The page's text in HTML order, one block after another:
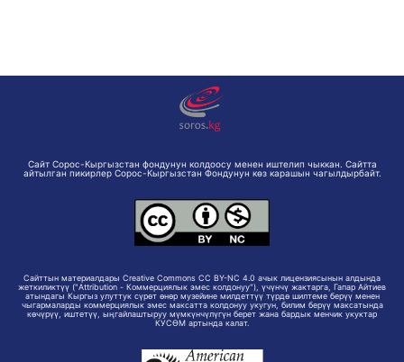
Сайт Сорос-Кыргызстан фондунун колдоосу менен иштелип чыккан. Сайтта
айтылган пикирлер Сорос-Кыргызстан Фондунун көз карашын чагылдырбайт.
Сайттын материалдары Creative Commons CC BY-NC 4.0 ачык лицензиясынын алдында
жеткиликтүү ("Attribution - Коммерциялык эмес колдонуу"), үчүнчү жактарга, Гапар Айтиев
атындагы Кыргыз улуттук сүрөт өнөр музейине милдеттүү түрдө шилтеме берүү менен
чыгармаларды коммерциялык эмес максатта колдонуу укугун, билим берүү максатында
көчүрүү, иштетүү, ыңгайлаштыруу мүмкүнчүлүгүн берет жана бардык менчик укуктар
КУСӨМ артында калат.